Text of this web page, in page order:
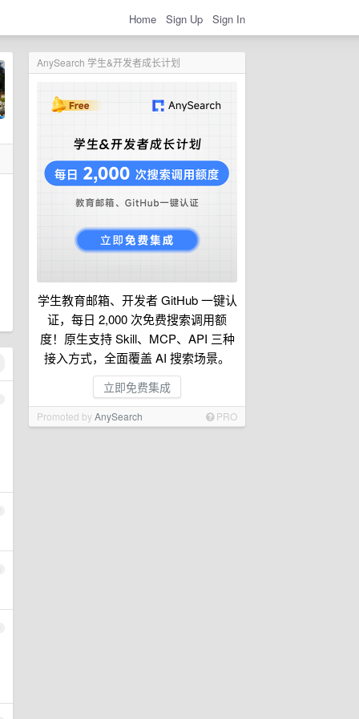
Home Sign Up Sign In
AnySearch 学生&开发者成长计划
学生教育邮箱、开发者 GitHub 一键认
证，每日 2,000 次免费搜索调用额
度！原生支持 Skill、MCP、API 三种
接入方式，全面覆盖 AI 搜索场景。
立即免费集成
Promoted byAnySearch PRO